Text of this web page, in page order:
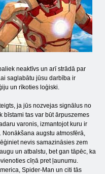
neaktīvs un arī strādā par
saglabātu jūsu darbība ir
un rīkoties loģiski.
ja jūs nozvejas signālus no
bīstami tas var būt ārpuszemes
varonis, izmantojot kuru ir
augstu atmosfērā,
nevis samazināsies zem
un atbalstu, bet gan tāpēc, ka
cīņā pret ļaunumu.
Spider-Man un citi tās